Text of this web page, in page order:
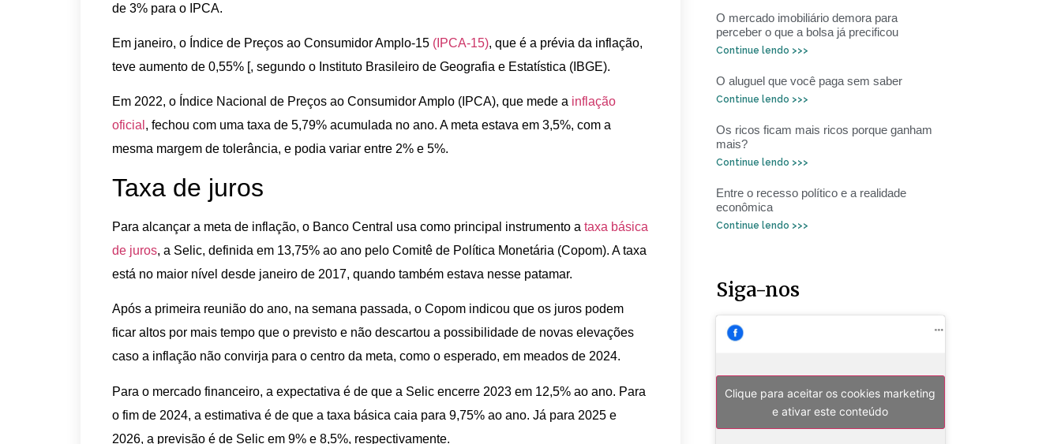
de 3% para o IPCA.
Em janeiro, o Índice de Preços ao Consumidor Amplo-15 (IPCA-15), que é a prévia da inflação,
teve aumento de 0,55% [, segundo o Instituto Brasileiro de Geografia e Estatística (IBGE).
Em 2022, o Índice Nacional de Preços ao Consumidor Amplo (IPCA), que mede a inflação
oficial , fechou com uma taxa de 5,79% acumulada no ano. A meta estava em 3,5%, com a
mesma margem de tolerância, e podia variar entre 2% e 5%.
Taxa de juros
Para alcançar a meta de inflação, o Banco Central usa como principal instrumento a taxa básica
de juros, a Selic, definida em 13,75% ao ano pelo Comitê de Política Monetária (Copom). A taxa
está no maior nível desde janeiro de 2017, quando também estava nesse patamar.
Após a primeira reunião do ano, na semana passada, o Copom indicou que os juros podem
ficar altos por mais tempo que o previsto e não descartou a possibilidade de novas elevações
caso a inflação não convirja para o centro da meta, como o esperado, em meados de 2024.
Para o mercado financeiro, a expectativa é de que a Selic encerre 2023 em 12,5% ao ano. Para
o fim de 2024, a estimativa é de que a taxa básica caia para 9,75% ao ano. Já para 2025 e
2026, a previsão é de Selic em 9% e 8,5%, respectivamente.
O mercado imobiliário demora para
perceber o que a bolsa já precificou
Continue lendo >>>
O aluguel que você paga sem saber
Continue lendo >>>
Os ricos ficam mais ricos porque ganham
mais?
Continue lendo >>>
Entre o recesso político e a realidade
econômica
Continue lendo >>>
Siga-nos
Clique para aceitar os cookies marketing
e ativar este conteúdo